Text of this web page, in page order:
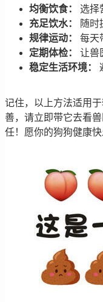
均衡饮食：
选择
充足饮水：
随时
规律运动：
每天
定期体检：
让兽
稳定生活环境：
记住，以上方法适用
善，请立即带它去看
任！愿你的狗狗健康快